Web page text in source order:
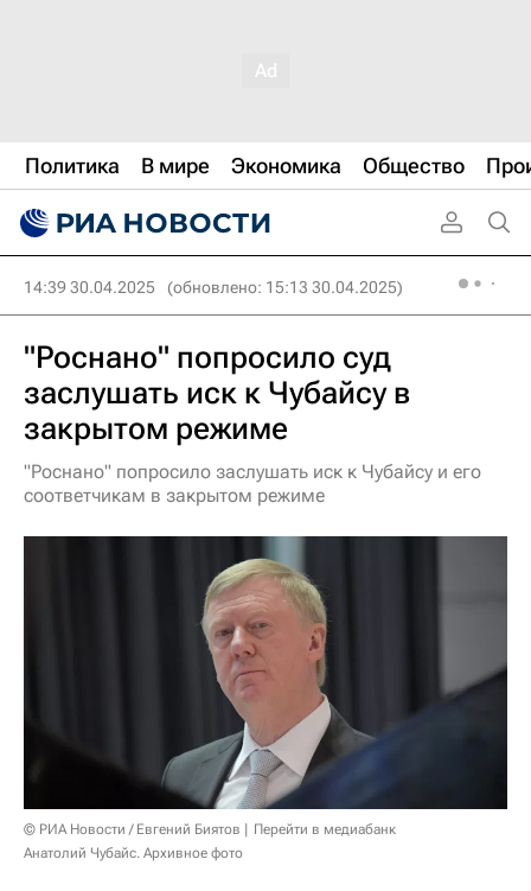
Политика В мире Экономика Общество
14:39 30.04.2025 (обновлено: 15:13 30.04.2025)
"Роснано" попросило суд
заслушать иск к Чубайсу в
закрытом режиме
"Роснано" попросило заслушать иск к Чубайсу и его
соответчикам в закрытом режиме
© РИА Новости / Евгений Биятов
Перейти в медиабанк
Анатолий Чубайс. Архивное фото